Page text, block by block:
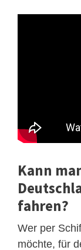
Kann
fahren?
Wer per
möchte, für